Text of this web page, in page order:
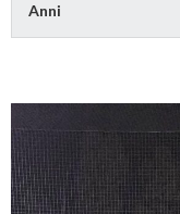
Anni